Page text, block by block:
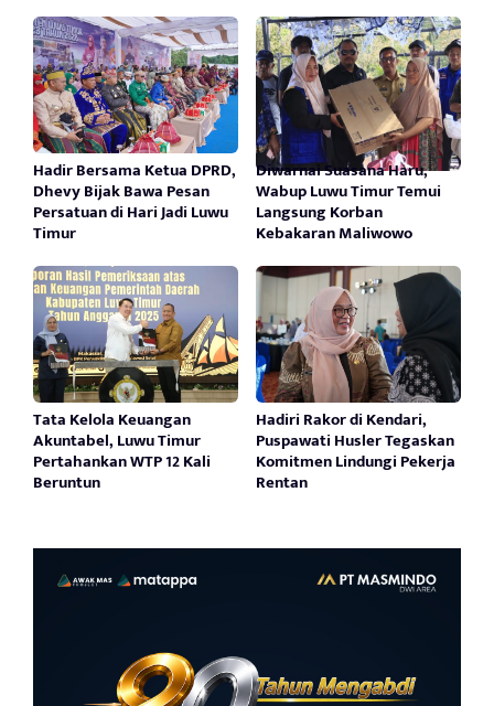
Hadir Bersama Ketua DPRD,
Dhevy Bijak Bawa Pesan
Persatuan di Hari Jadi Luwu
Timur
Diwarnai Suasana Haru,
Wabup Luwu Timur Temui
Langsung Korban
Kebakaran Maliwowo
Tata Kelola Keuangan
Akuntabel, Luwu Timur
Pertahankan WTP 12 Kali
Beruntun
Hadiri Rakor di Kendari,
Puspawati Husler Tegaskan
Komitmen Lindungi Pekerja
Rentan